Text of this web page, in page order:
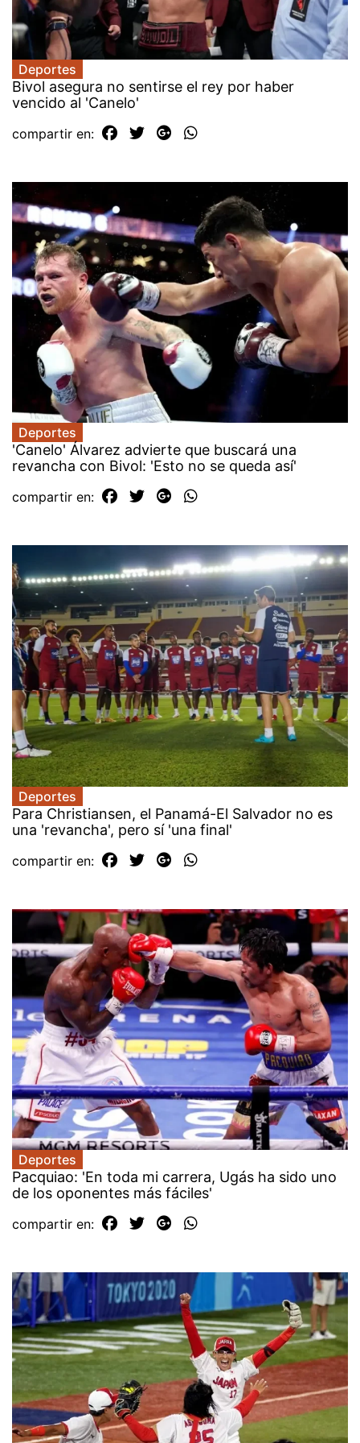
Deportes
Bivol asegura no sentirse el rey por haber
vencido al 'Canelo'
compartir en:
Deportes
'Canelo' Álvarez advierte que buscará una
revancha con Bivol: 'Esto no se queda así'
compartir en:
Deportes
Para Christiansen, el Panamá-El Salvador no es
una 'revancha', pero sí 'una final'
compartir en:
Deportes
Pacquiao: 'En toda mi carrera, Ugás ha sido uno
de los oponentes más fáciles'
compartir en: